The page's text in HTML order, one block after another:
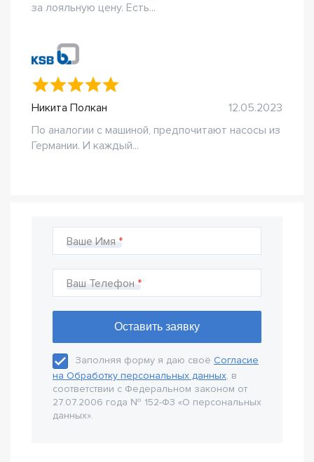
за лояльную цену. Есть...
Никита Полкан
12.05.2023
По аналогии с машиной, предпочитают насосы из
Германии. И каждый...
Ваше Имя
Ваш Телефон
Заполняя форму я даю своё Согласие
на Обработку персональных данных, в
соответствии с Федеральном законом от
27.07.2006 года № 152-Ф3 «О персональных
данных».